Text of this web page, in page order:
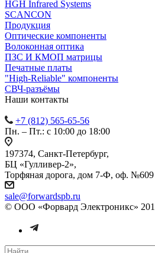
HGH Infrared Systems
SCANCON
Продукция
Оптические компоненты
Волоконная оптика
ПЗС И КМОП матрицы
Печатные платы
"High-Reliable" компоненты
СВЧ-разъёмы
Наши контакты
+7 (812) 565-65-56
Пн. – Пт.: с 10:00 до 18:00
197374, Санкт-Петербург,
БЦ «Гулливер-2»,
Торфяная дорога, дом 7-Ф, оф. №609
sale@forwardspb.ru
© ООО «Форвард Электроникс»